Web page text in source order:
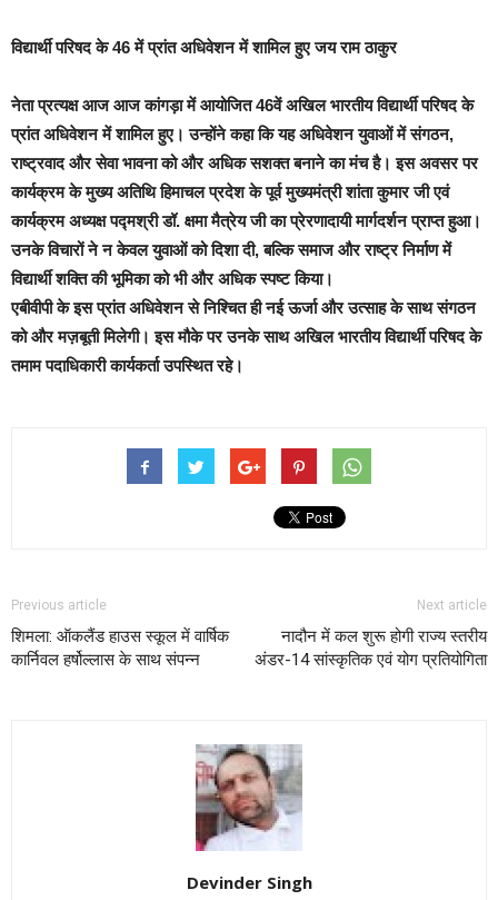
विद्यार्थी परिषद के 46 में प्रांत अधिवेशन में शामिल हुए जय राम ठाकुर
नेता प्रत्यक्ष आज आज कांगड़ा में आयोजित 46वें अखिल भारतीय विद्यार्थी परिषद के
प्रांत अधिवेशन में शामिल हुए। उन्होंने कहा कि यह अधिवेशन युवाओं में संगठन,
राष्ट्रवाद और सेवा भावना को और अधिक सशक्त बनाने का मंच है। इस अवसर पर
कार्यक्रम के मुख्य अतिथि हिमाचल प्रदेश के पूर्व मुख्यमंत्री शांता कुमार जी एवं
कार्यक्रम अध्यक्ष पद्मश्री डॉ. क्षमा मैत्रेय जी का प्रेरणादायी मार्गदर्शन प्राप्त हुआ।
उनके विचारों ने न केवल युवाओं को दिशा दी, बल्कि समाज और राष्ट्र निर्माण में
विद्यार्थी शक्ति की भूमिका को भी और अधिक स्पष्ट किया।
एबीवीपी के इस प्रांत अधिवेशन से निश्चित ही नई ऊर्जा और उत्साह के साथ संगठन
को और मज़बूती मिलेगी। इस मौके पर उनके साथ अखिल भारतीय विद्यार्थी परिषद के
तमाम पदाधिकारी कार्यकर्ता उपस्थित रहे।
Previous article
शिमला: ऑकलैंड हाउस स्कूल में वार्षिक
कार्निवल हर्षोल्लास के साथ संपन्न
Next article
नादौन में कल शुरू होगी राज्य स्तरीय
अंडर-14 सांस्कृतिक एवं योग प्रतियोगिता
Devinder Singh